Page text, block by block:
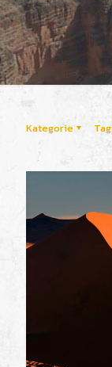
Kategorie